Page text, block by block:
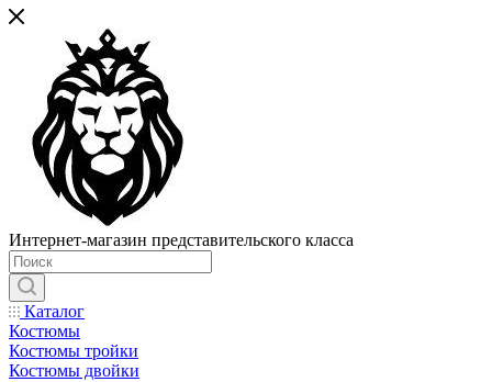
Интернет-магазин представительского класса
Каталог
Костюмы
Костюмы тройки
Костюмы двойки